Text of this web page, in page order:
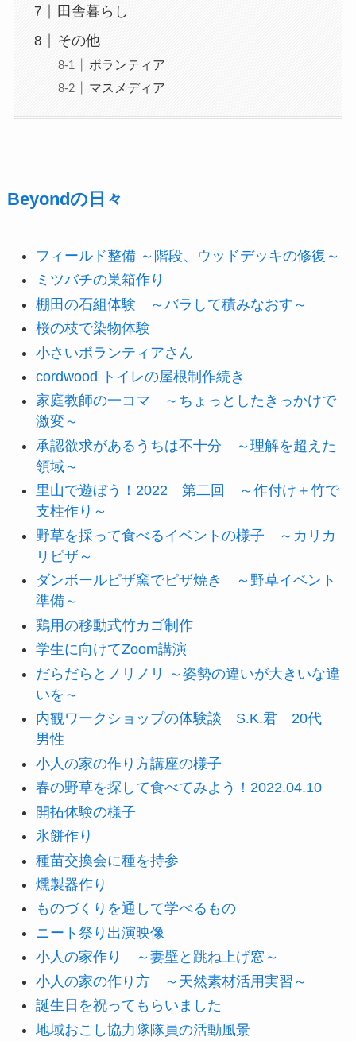
田舎暮らし
その他
ボランティア
マスメディア
Beyondの日々
フィールド整備 ～階段、ウッドデッキの修復～
ミツバチの巣箱作り
棚田の石組体験 ～バラして積みなおす～
桜の枝で染物体験
小さいボランティアさん
cordwood トイレの屋根制作続き
家庭教師の一コマ ～ちょっとしたきっかけで
激変～
承認欲求があるうちは不十分 ～理解を超えた
領域～
里山で遊ぼう！2022 第二回 ～作付け＋竹で
支柱作り～
野草を採って食べるイベントの様子 ～カリカ
リピザ～
ダンボールピザ窯でピザ焼き ～野草イベント
準備～
鶏用の移動式竹カゴ制作
学生に向けてZoom講演
だらだらとノリノリ ～姿勢の違いが大きいな違
いを～
内観ワークショップの体験談 S.K.君 20代
男性
小人の家の作り方講座の様子
春の野草を探して食べてみよう！2022.04.10
開拓体験の様子
氷餅作り
種苗交換会に種を持参
燻製器作り
ものづくりを通して学べるもの
ニート祭り出演映像
小人の家作り ～妻壁と跳ね上げ窓～
小人の家の作り方 ～天然素材活用実習～
誕生日を祝ってもらいました
地域おこし協力隊隊員の活動風景